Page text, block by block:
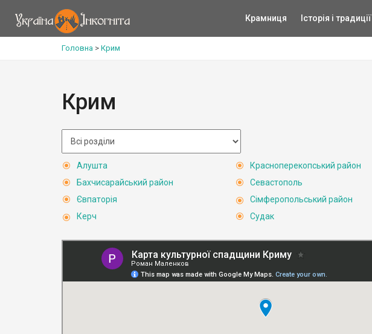
Крамниця Історія і традиції
Головна > Крим
Крим
Алушта
Бахчисарайський район
Євпаторія
Керч
Красноперекопський район
Севастополь
Сімферопольський район
Судак